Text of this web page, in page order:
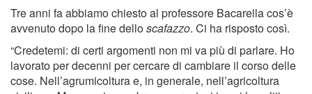
Tre anni fa abbiamo chiesto al professore Bacarella cos’è
avvenuto dopo la fine delloscafazzo. Ci ha risposto così.
“Credetemi: di certi argomenti non mi va più di parlare. Ho
lavorato per decenni per cercare di cambiare il corso delle
cose. Nell’agrumicoltura e, in generale, nell’agricoltura